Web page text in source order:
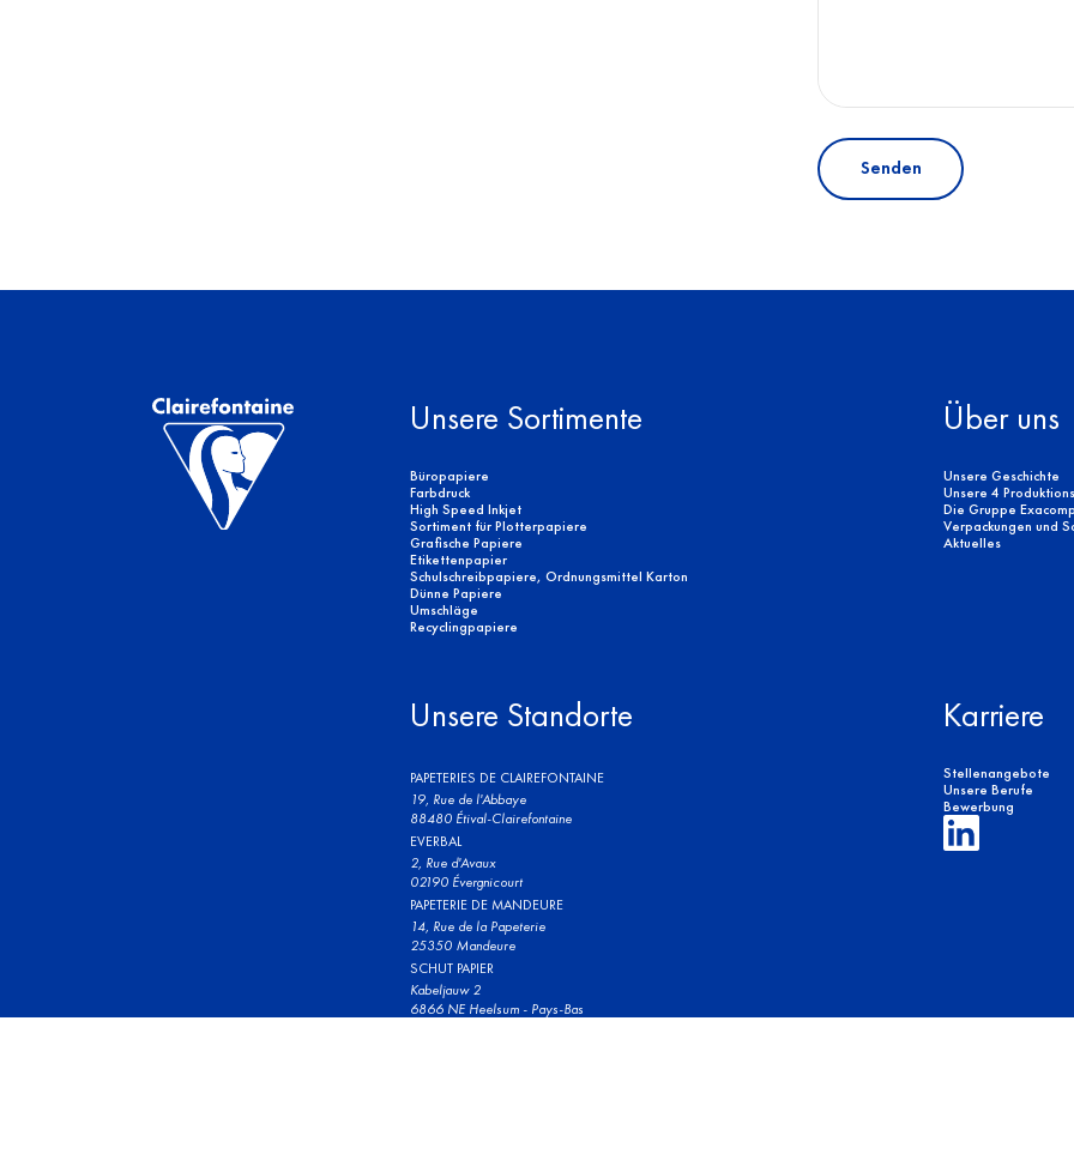
Senden
Unsere Sortimente
Büropapiere
Farbdruck
High Speed Inkjet
Sortiment für Plotterpapiere
Grafische Papiere
Etikettenpapier
Schulschreibpapiere, Ordnungsmittel Karton
Dünne Papiere
Umschläge
Recyclingpapiere
Über uns
Unsere Geschichte
Unsere 4
Die Gruppe
Verpackungen und
Aktuelles
Unsere Standorte
PAPETERIES DE CLAIREFONTAINE
19, Rue de l'Abbaye
88480 Étival-Clairefontaine
EVERBAL
2, Rue d'Avaux
02190 Évergnicourt
PAPETERIE DE MANDEURE
14, Rue de la Papeterie
25350 Mandeure
SCHUT PAPIER
Kabeljauw 2
6866 NE Heelsum - Pays-Bas
Karriere
Stellenangebote
Unsere Berufe
Bewerbung